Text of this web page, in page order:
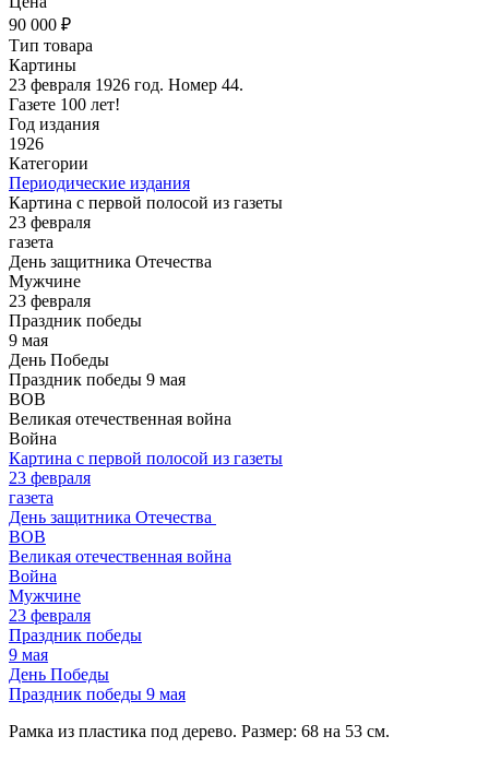
90 000 ₽
Тип товара
Картины
23 февраля 1926 год. Номер 44.
Газете 100 лет!
Год издания
1926
Категории
Периодические издания
Картина с первой полосой из газеты
23 февраля
газета
День защитника Отечества
Мужчине
23 февраля
Праздник победы
9 мая
День Победы
Праздник победы 9 мая
ВОВ
Великая отечественная война
Война
Картина с первой полосой из газеты
23 февраля
газета
День защитника Отечества
ВОВ
Великая отечественная война
Война
Мужчине
23 февраля
Праздник победы
9 мая
День Победы
Праздник победы 9 мая
Рамка из пластика под дерево. Размер: 68 на 53 см.